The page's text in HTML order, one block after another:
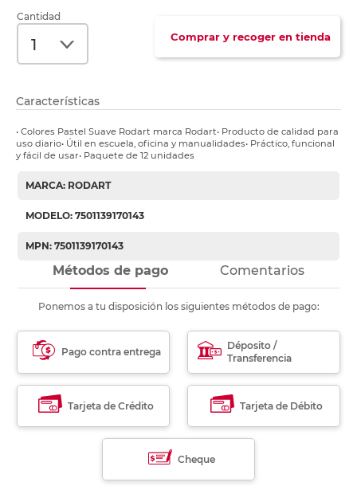
Cantidad
Comprar y recoger en tienda
Características
• Colores Pastel Suave Rodart marca Rodart• Producto de calidad para
uso diario• Útil en escuela, oficina y manualidades• Práctico, funcional
y fácil de usar• Paquete de 12 unidades
MARCA: RODART
MODELO: 7501139170143
MPN: 7501139170143
Métodos de pago Comentarios
Ponemos a tu disposición los siguientes métodos de pago:
Pago contra entrega
Déposito /
Transferencia
Tarjeta de Crédito Tarjeta de Débito
Cheque